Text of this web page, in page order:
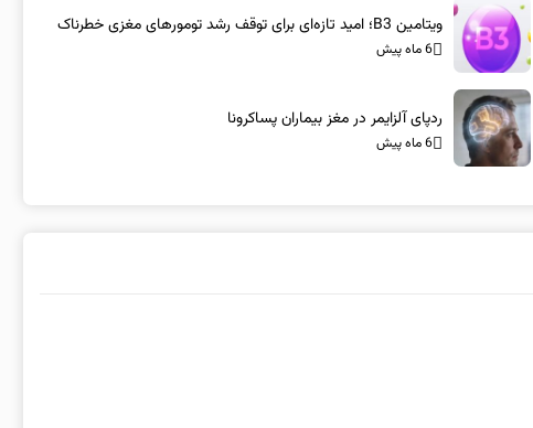
ویتامین B3؛ امید تازه‌ای برای توقف رشد تومورهای مغزی خطرناک
6 ماه پیش
ردپای آلزایمر در مغز بیماران پساکرونا
6 ماه پیش